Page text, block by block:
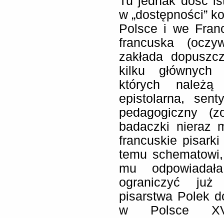
w „dostępności”
Polsce i we
francuska
zakłada
kilku głównych
których należą
epistolarna,
pedagogiczny
badaczki nieraz
francuskie pisarki
temu
mu
ograniczyć już
pisarstwa Polek
w Polsce